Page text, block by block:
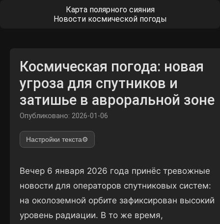
Карта полярного сияния
Новости космической погоды
Космическая погода: новая
угроза для спутников и
затишье в авроральной зоне
Опубликовано: 2026-01-06
Настройки текста⚙️
Вечер 6 января 2026 года принёс тревожные
новости для операторов спутниковых систем:
на околоземной орбите зафиксирован высокий
уровень радиации. В то же время,